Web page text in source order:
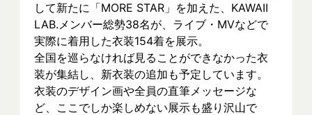
して新たに「MORE STAR」を加えた、KAWAII
LAB.メンバー総勢38名が、ライブ・MVなどで
実際に着⽤した衣装154着を展示。
全国を巡らなければ見ることができなかった衣
装が集結し、新⾐装の追加も予定しています。
衣装のデザイン画や全員の直筆メッセージな
ど、ここでしか楽しめない展示も盛り沢山で